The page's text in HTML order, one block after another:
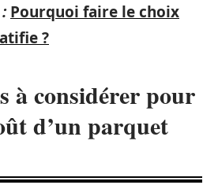
Pourquoi faire le choix
?
à considérer pour
d’un parquet